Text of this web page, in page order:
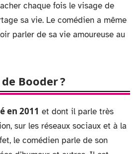
chaque fois le visage de
sa vie. Le comédien a même
parler de sa vie amoureuse au
Booder ?
en 2011 et dont il parle très
sur les réseaux sociaux et à la
le comédien parle de son